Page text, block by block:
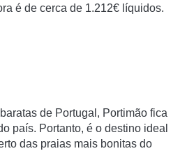
é de cerca de 1.212€ líquidos.
de Portugal, Portimão fica
país. Portanto, é o destino ideal
das praias mais bonitas do